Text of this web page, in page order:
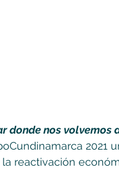
donde nos volvemos
2021
reactivación